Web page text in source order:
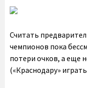
Считать
чемпионов пока
потери очков, а еще
(«Краснодару»